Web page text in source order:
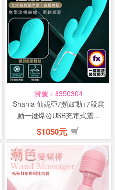
貨號：8350304
Shania 仙妮亞7頻鼓動+7段震
動一鍵爆發USB充電式震...
$1050元